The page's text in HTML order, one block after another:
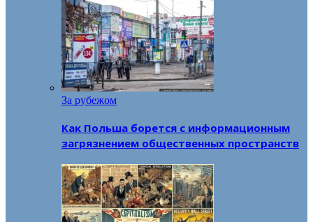
За рубежом
Как Польша борется с информационным
загрязнением общественных пространств